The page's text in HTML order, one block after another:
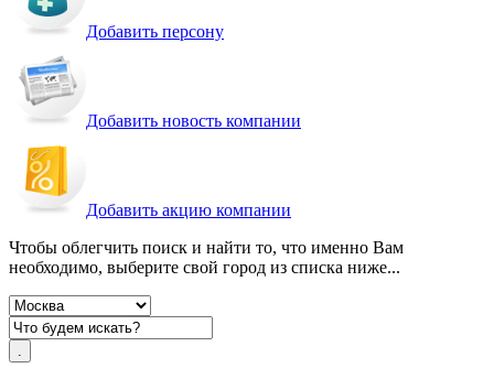
Добавить персону
Добавить новость компании
Добавить акцию компании
Чтобы облегчить поиск и найти то, что именно Вам
необходимо, выберите свой город из списка ниже...